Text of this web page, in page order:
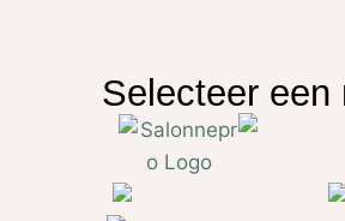
Selecteer een